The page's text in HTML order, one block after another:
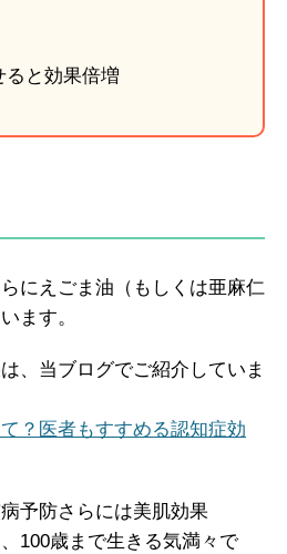
ると効果倍増
にえごま油（もしくは亜麻仁
ます。
、当ブログでご紹介していま
？医者もすすめる認知症効
予防さらには美肌効果
100歳まで生きる気満々で